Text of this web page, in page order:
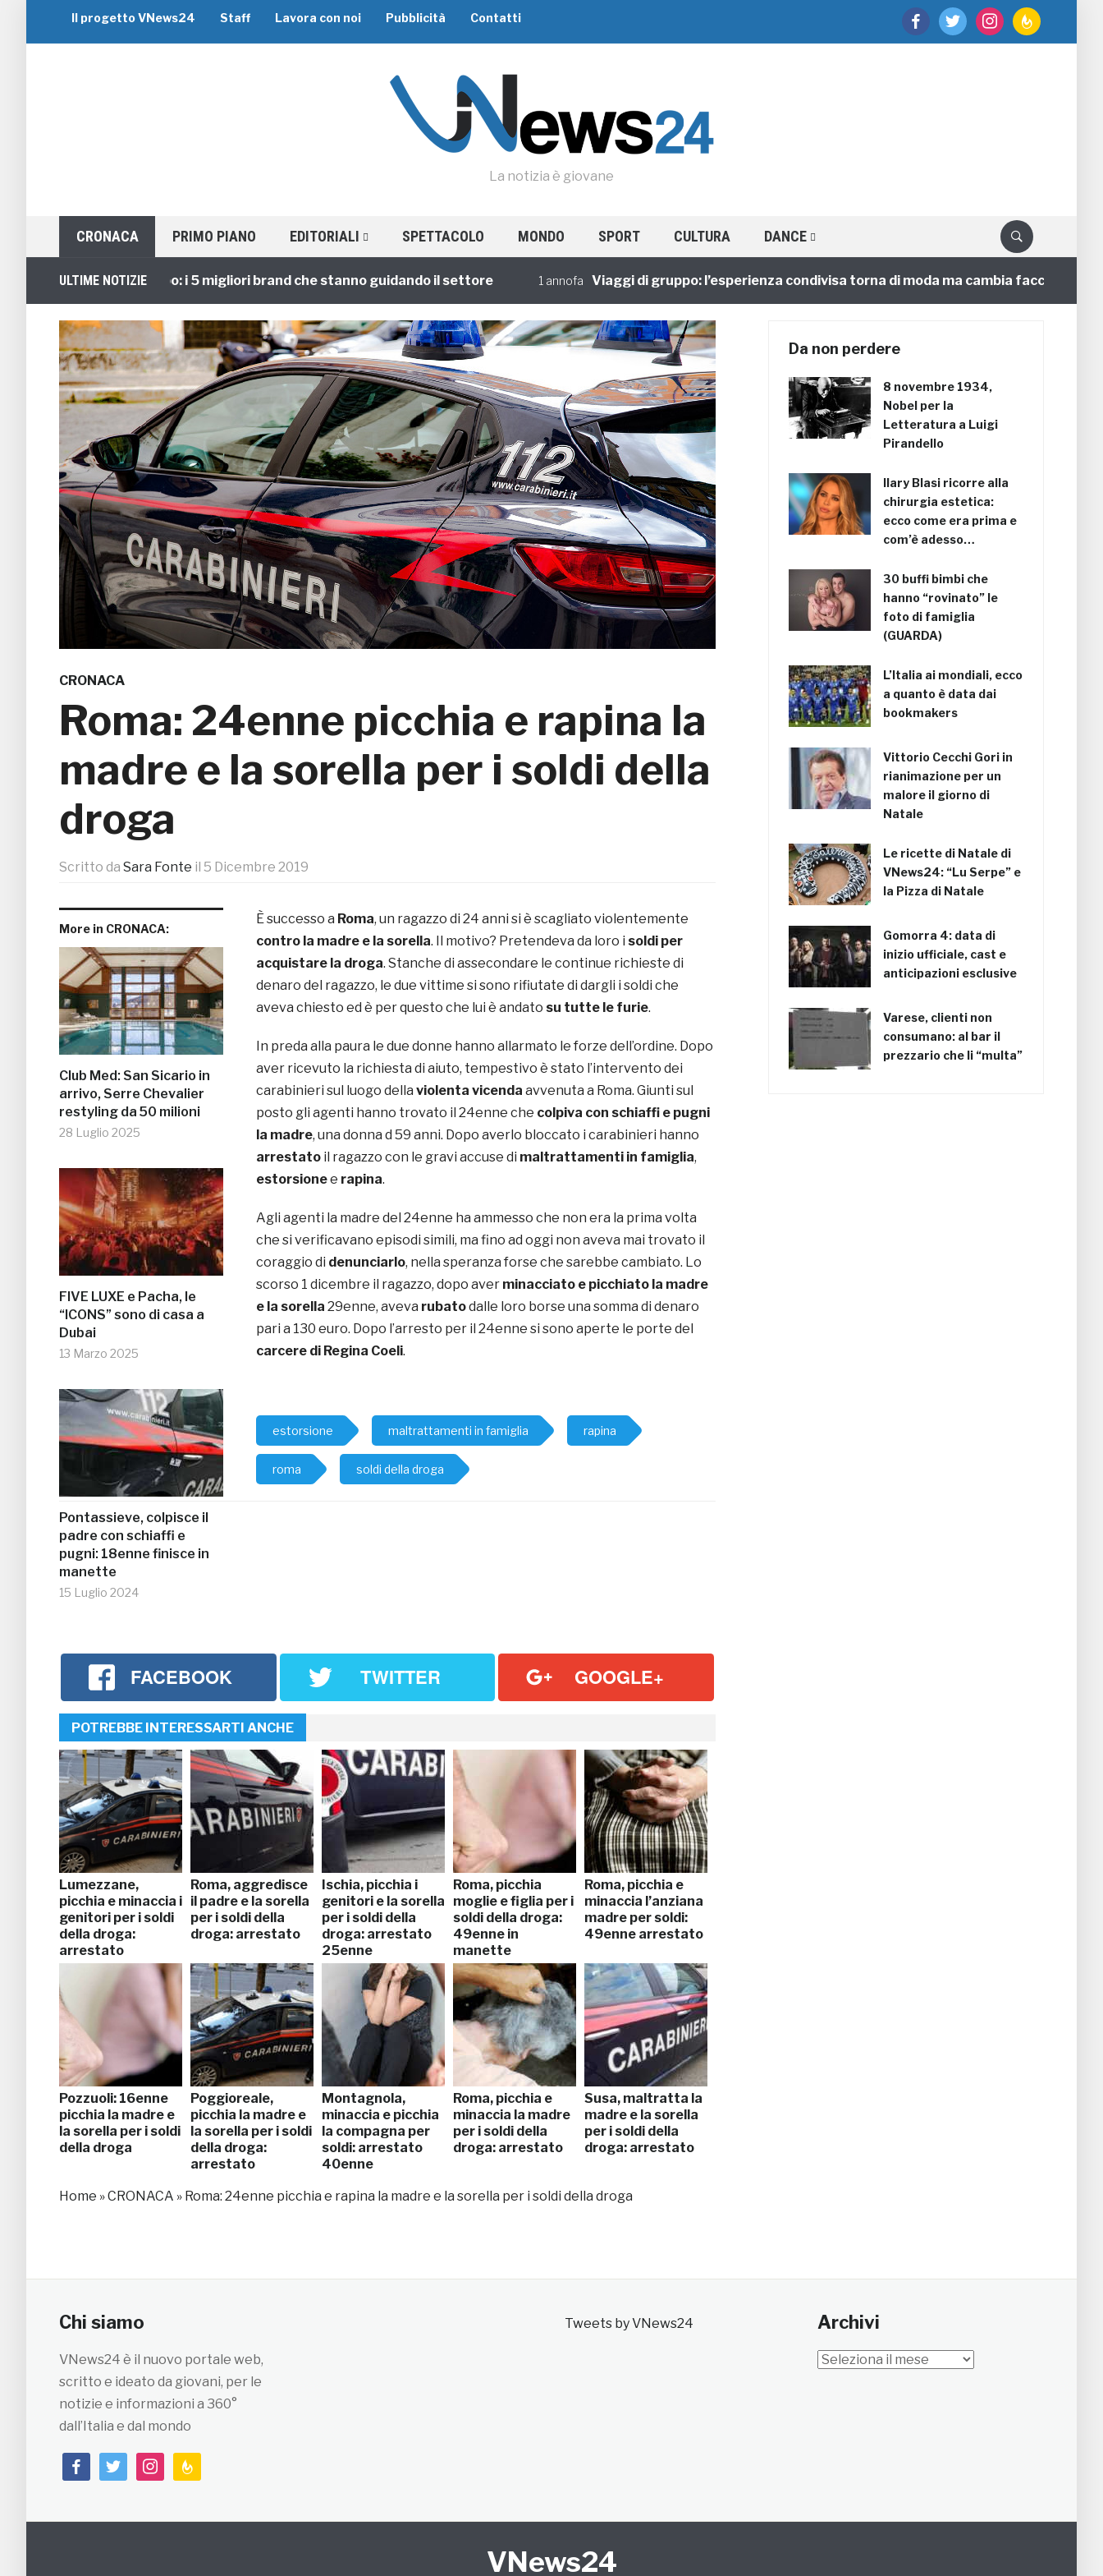
facebooktwitter instagramfeedburner
Il progetto VNews24 Staff Lavora con noi Pubblicità Contatti
La notizia è giovane
CRONACA PRIMO PIANO EDITORIALI SPETTACOLO MONDO SPORT CULTURA DANCE
ULTIME NOTIZIE
Viaggi di Gruppo: i 5 migliori brand che stanno guidando il settore 1 annofa Viaggi di gruppo: l’esperienza condivisa torna di moda ma cambia faccia
CRONACA
Roma: 24enne picchia e rapina la
madre e la sorella per i soldi della
droga
Scritto da Sara Fonte il 5 Dicembre 2019
More in CRONACA:
Club Med: San Sicario in
arrivo, Serre Chevalier
restyling da 50 milioni
28 Luglio 2025
FIVE LUXE e Pacha, le
“ICONS” sono di casa a
Dubai
13 Marzo 2025
Pontassieve, colpisce il
padre con schiaffi e
pugni: 18enne finisce in
manette
15 Luglio 2024
È successo a Roma, un ragazzo di 24 anni si è scagliato violentemente
contro la madre e la sorella. Il motivo? Pretendeva da loro i soldi per
acquistare la droga. Stanche di assecondare le continue richieste di
denaro del ragazzo, le due vittime si sono rifiutate di dargli i soldi che
aveva chiesto ed è per questo che lui è andato su tutte le furie.
In preda alla paura le due donne hanno allarmato le forze dell’ordine. Dopo
aver ricevuto la richiesta di aiuto, tempestivo è stato l’intervento dei
carabinieri sul luogo della violenta vicenda avvenuta a Roma. Giunti sul
posto gli agenti hanno trovato il 24enne che colpiva con schiaffi e pugni
la madre, una donna d 59 anni. Dopo averlo bloccato i carabinieri hanno
arrestato il ragazzo con le gravi accuse di maltrattamenti in famiglia,
estorsionee rapina.
Agli agenti la madre del 24enne ha ammesso che non era la prima volta
che si verificavano episodi simili, ma fino ad oggi non aveva mai trovato il
coraggio di denunciarlo, nella speranza forse che sarebbe cambiato. Lo
scorso 1 dicembre il ragazzo, dopo aver minacciato e picchiato la madre
e la sorella 29enne, aveva rubatodalle loro borse una somma di denaro
pari a 130 euro. Dopo l’arresto per il 24enne si sono aperte le porte del
carcere di Regina Coeli.
estorsione maltrattamenti in famiglia rapina
roma soldi della droga
FACEBOOK TWITTER GOOGLE+
POTREBBE INTERESSARTI ANCHE
Lumezzane,
picchia e minaccia i
genitori per i soldi
della droga:
arrestato
Roma, aggredisce
il padre e la sorella
per i soldi della
droga: arrestato
Ischia, picchia i
genitori e la sorella
per i soldi della
droga: arrestato
25enne
Roma, picchia
moglie e figlia per i
soldi della droga:
49enne in
manette
Roma, picchia e
minaccia l’anziana
madre per soldi:
49enne arrestato
Pozzuoli: 16enne
picchia la madre e
la sorella per i soldi
della droga
Poggioreale,
picchia la madre e
la sorella per i soldi
della droga:
arrestato
Montagnola,
minaccia e picchia
la compagna per
soldi: arrestato
40enne
Roma, picchia e
minaccia la madre
per i soldi della
droga: arrestato
Susa, maltratta la
madre e la sorella
per i soldi della
droga: arrestato
Home »CRONACA » Roma: 24enne picchia e rapina la madre e la sorella per i soldi della droga
Da non perdere
8 novembre 1934,
Nobel per la
Letteratura a Luigi
Pirandello
Ilary Blasi ricorre alla
chirurgia estetica:
ecco come era prima e
com’è adesso…
30 buffi bimbi che
hanno “rovinato” le
foto di famiglia
(GUARDA)
L’Italia ai mondiali, ecco
a quanto è data dai
bookmakers
Vittorio Cecchi Gori in
rianimazione per un
malore il giorno di
Natale
Le ricette di Natale di
VNews24: “Lu Serpe” e
la Pizza di Natale
Gomorra 4: data di
inizio ufficiale, cast e
anticipazioni esclusive
Varese, clienti non
consumano: al bar il
prezzario che li “multa”
Chi siamo
VNews24 è il nuovo portale web,
scritto e ideato da giovani, per le
notizie e informazioni a 360°
dall’Italia e dal mondo
facebooktwitterinstagramfeedburner
Tweets by VNews24 Archivi
Archivi
VNews24